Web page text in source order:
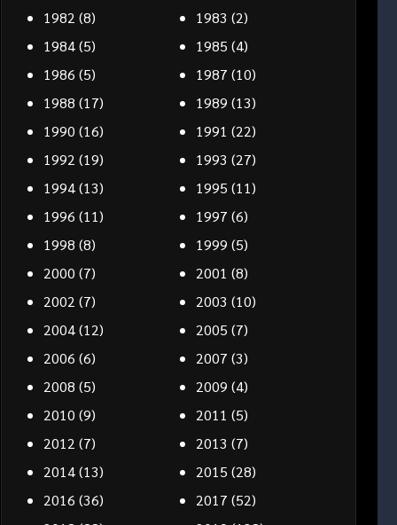
1982 (8) 1983 (2)
1984(5) 1985 (4)
1986 (5) 1987 (10)
1988 (17) 1989 (13)
1990 (16) 1991 (22)
1992 (19) 1993 (27)
1994(13) 1995 (11)
1996 (11) 1997 (6)
1998 (8) 1999 (5)
2000 (7) 2001 (8)
2002 (7) 2003 (10)
2004(12) 2005 (7)
2006 (6) 2007 (3)
2008 (5) 2009 (4)
2010 (9) 2011 (5)
2012 (7) 2013 (7)
2014(13) 2015 (28)
2016 (36) 2017 (52)